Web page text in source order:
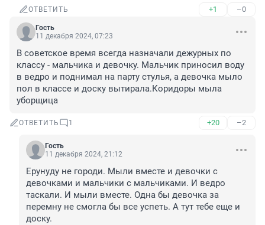
ОТВЕТИТЬ +1 –0
Гость
11 декабря 2024, 07:23
В советское время всегда назначали дежурных по
классу - мальчика и девочку. Мальчик приносил воду
в ведро и поднимал на парту стулья, а девочка мыло
пол в классе и доску вытирала.Коридоры мыла
уборщица
ОТВЕТИТЬ 1 +20 –2
Гость
11 декабря 2024, 21:12
Ерунуду не городи. Мыли вместе и девочки с
девочками и мальчики с мальчиками. И ведро
таскали. И мыли вместе. Одна бы девочка за
перемну не смогла бы все успеть. А тут тебе еще и
доску.